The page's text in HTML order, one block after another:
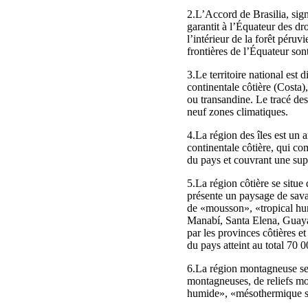
2.L’Accord de Brasilia,
garantit à l’Équateur des
l’intérieur de la forêt
frontières de l’Équateur
3.Le territoire national est
continentale côtière
ou transandine. Le tracé
neuf zones climatiques.
4.La région des îles est un
continentale côtière, qui
du pays et couvrant une
5.La région côtière se
présente un paysage de
de «mousson», «tropical
Manabí, Santa Elena,
par les provinces côtières
du pays atteint au total 70
6.La région montagneuse
montagneuses, de reliefs
humide», «mésothermique